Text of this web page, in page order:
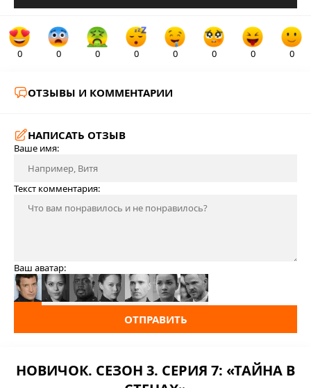
0 0 0 0 0 0 0 0
ОТЗЫВЫ И КОММЕНТАРИИ
НАПИСАТЬ ОТЗЫВ
Ваше имя:
Текст комментария:
Ваш аватар:
ОТПРАВИТЬ
НОВИЧОК. СЕЗОН 3. СЕРИЯ 7: «ТАЙНА В